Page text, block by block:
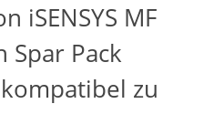
iSENSYS MF
Spar Pack
zu